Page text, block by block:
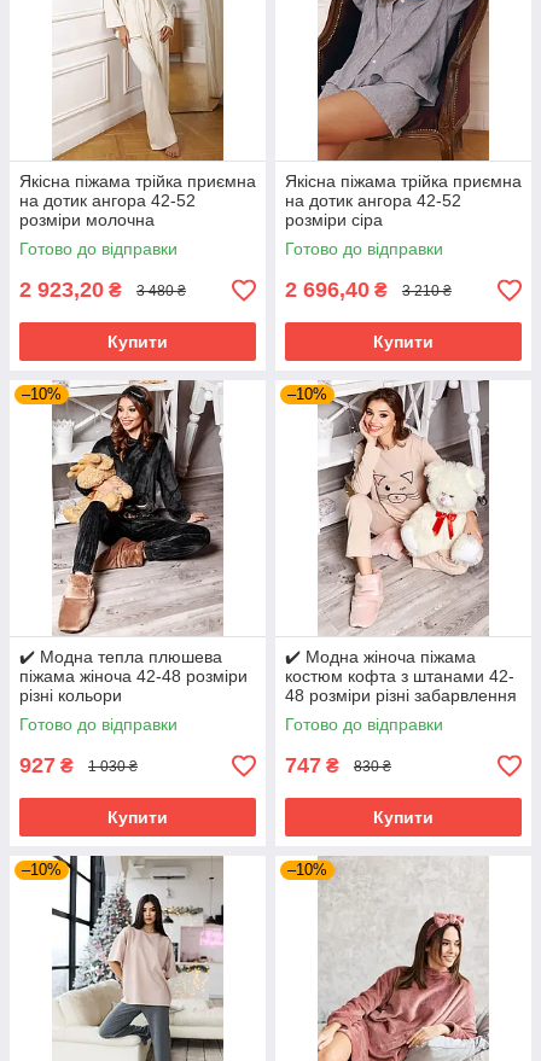
Якісна піжама трійка приємна
на дотик ангора 42-52
розміри молочна
Готово до відправки
2 923,20 ₴ 3 480 ₴
Купити
Якісна піжама трійка приємна
на дотик ангора 42-52
розміри сіра
Готово до відправки
2 696,40 ₴ 3 210 ₴
Купити
–10%
✔️ Модна тепла плюшева
піжама жіноча 42-48 розміри
різні кольори
Готово до відправки
927 ₴ 1 030 ₴
Купити
–10%
✔️ Модна жіноча піжама
костюм кофта з штанами 42-
48 розміри різні забарвлення
Готово до відправки
747 ₴ 830 ₴
Купити
–10% –10%